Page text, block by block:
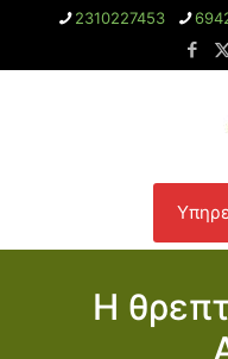
2310227453
Η